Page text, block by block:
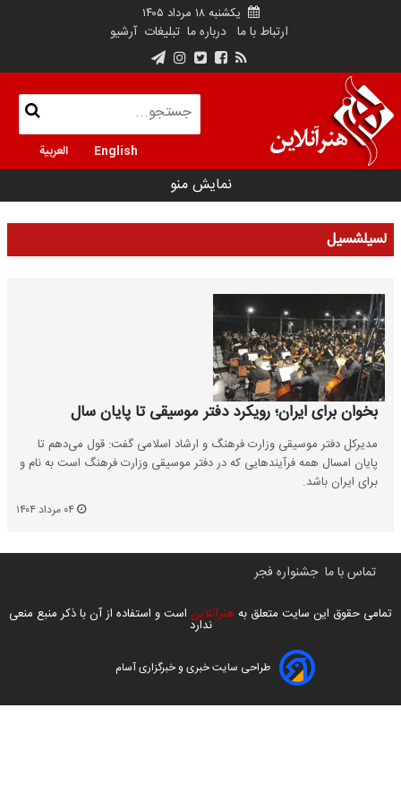
یکشنبه ۱۸ مرداد ۱۴۰۵
ارتباط با ما درباره ما تبلیغات آرشیو
English العربية
نمایش منو
لسیلشسیل
بخوان برای ایران؛ رویکرد دفتر موسیقی تا پایان سال
مدیرکل دفتر موسیقی وزارت فرهنگ و ارشاد اسلامی گفت: قول می‌دهم تا
پایان امسال همه فرآیندهایی که در دفتر موسیقی وزارت فرهنگ است به نام و
برای ایران باشد.
تماس با ما جشنواره فجر
تمامی حقوق این سایت متعلق به هنرآنلاین است و استفاده از آن با ذکر منبع منعی
ندارد
طراحی سایت خبری و خبرگزاری آسام